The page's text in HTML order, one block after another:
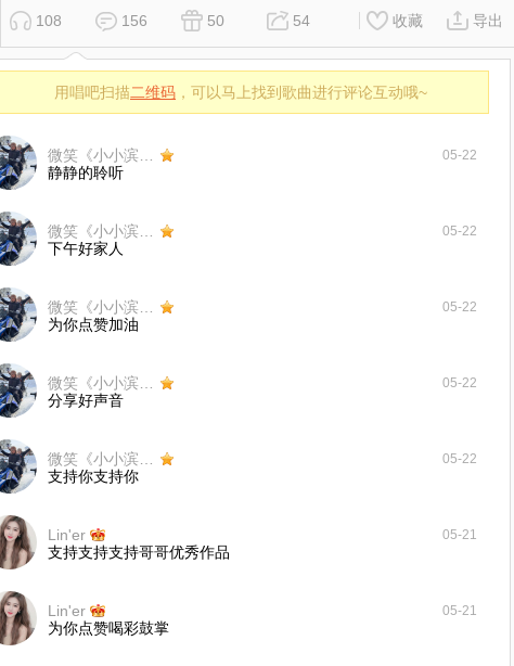
108 156 50 54 收藏 导出
用唱吧扫描二维码 ，可以马上找到歌曲进行评论互动哦~
05-22
静静的聆听
05-22
下午好家人
05-22
为你点赞加油
05-22
分享好声音
05-22
支持你支持你
Lin'er 05-21
支持支持支持哥哥优秀作品
Lin'er 05-21
为你点赞喝彩鼓掌